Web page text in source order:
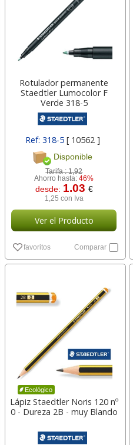
Rotulador permanente
Staedtler Lumocolor F
Verde 318-5
Ref: 318-5 [ 10562 ]
Disponible
Tarifa :1,92
Ahorro hasta:46%
desde: 1.03 €
1,25 con Iva
Ver el Producto
favoritos Comparar
Ecológico
Lápiz Staedtler Noris 120 nº
0 - Dureza 2B - muy Blando